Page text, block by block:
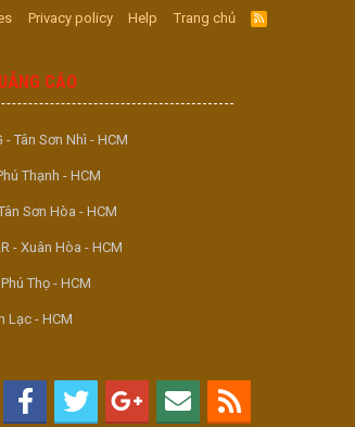
Privacy policy Help Trang chủ
R
S
CÁO
Tân Sơn Nhì - HCM
Thạnh - HCM
Sơn Hòa - HCM
- Xuân Hòa - HCM
Thọ - HCM
Lạc - HCM